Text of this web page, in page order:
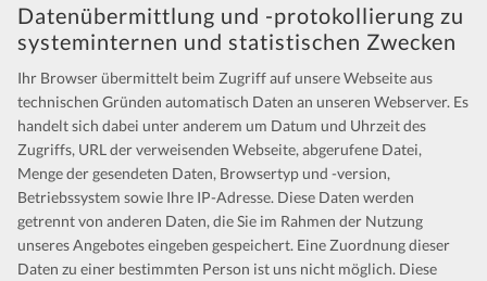
Datenübermittlung und -protokollierung zu
systeminternen und statistischen Zwecken
Ihr Browser übermittelt beim Zugriff auf unsere Webseite aus
technischen Gründen automatisch Daten an unseren Webserver. Es
handelt sich dabei unter anderem um Datum und Uhrzeit des
Zugriffs, URL der verweisenden Webseite, abgerufene Datei,
Menge der gesendeten Daten, Browsertyp und -version,
Betriebssystem sowie Ihre IP-Adresse. Diese Daten werden
getrennt von anderen Daten, die Sie im Rahmen der Nutzung
unseres Angebotes eingeben gespeichert. Eine Zuordnung dieser
Daten zu einer bestimmten Person ist uns nicht möglich. Diese